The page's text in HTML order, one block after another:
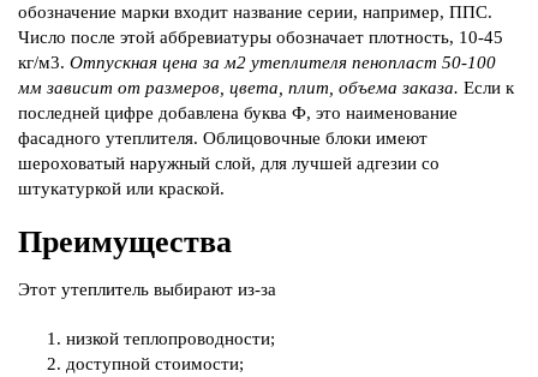
обозначение марки входит название серии, например, ППС.
Число после этой аббревиатуры обозначает плотность, 10-45
кг/м3. Отпускная цена за м2 утеплителя пенопласт 50-100
мм зависит от размеров, цвета, плит, объема заказа. Если к
последней цифре добавлена буква Ф, это наименование
фасадного утеплителя. Облицовочные блоки имеют
шероховатый наружный слой, для лучшей адгезии со
штукатуркой или краской.
Преимущества
Этот утеплитель выбирают из-за
низкой теплопроводности;
доступной стоимости;